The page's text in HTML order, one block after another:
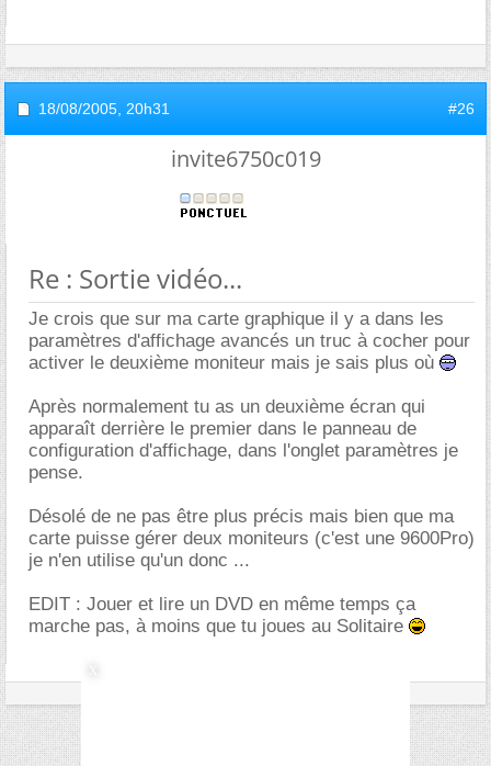
18/08/2005, 20h31 #26
invite6750c019
Re : Sortie vidéo...
Je crois que sur ma carte graphique il y a dans les
paramètres d'affichage avancés un truc à cocher pour
activer le deuxième moniteur mais je sais plus où
Après normalement tu as un deuxième écran qui
apparaît derrière le premier dans le panneau de
configuration d'affichage, dans l'onglet paramètres je
pense.
Désolé de ne pas être plus précis mais bien que ma
carte puisse gérer deux moniteurs (c'est une 9600Pro)
je n'en utilise qu'un donc ...
EDIT : Jouer et lire un DVD en même temps ça
marche pas, à moins que tu joues au Solitaire